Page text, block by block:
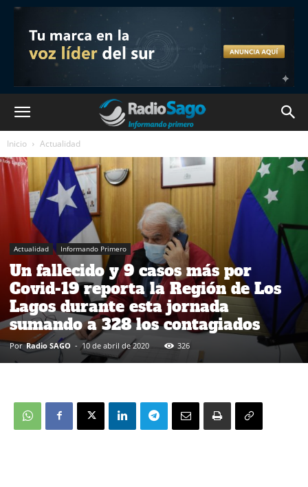
Inicio Actualidad
Actualidad Informando Primero
Un fallecido y 9 casos más por
Covid-19 reporta la Región de Los
Lagos durante esta jornada
sumando a 328 los contagiados
Por Radio SAGO - 10 de abril de 2020 326